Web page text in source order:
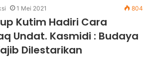
1 Mei 2021 804
Kutim Hadiri Cara
Undat. Kasmidi : Budaya
Dilestarikan